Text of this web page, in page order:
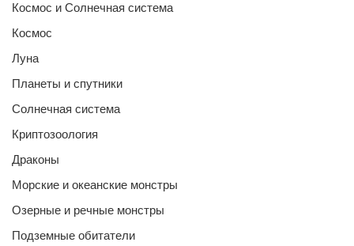
Космос и Солнечная система
Космос
Луна
Планеты и спутники
Солнечная система
Криптозоология
Драконы
Морские и океанские монстры
Озерные и речные монстры
Подземные обитатели